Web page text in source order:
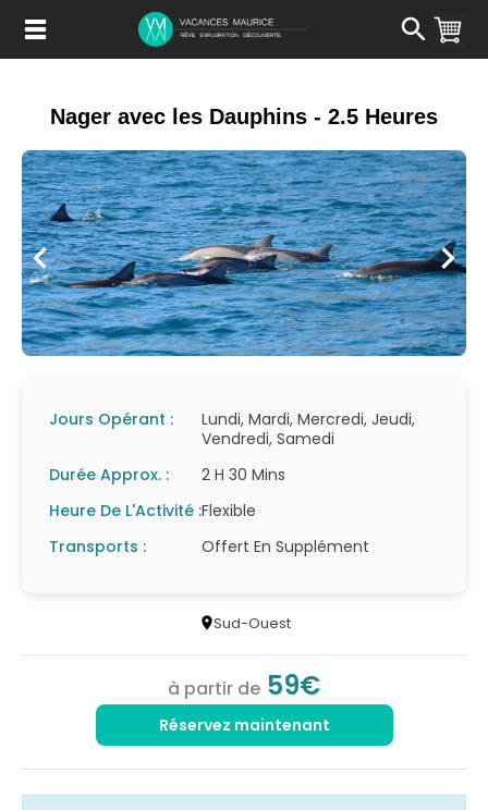
Contenu
Nager avec les Dauphins - 2.5 Heures
Jours Opérant :
Lundi, Mardi, Mercredi, Jeudi,
Vendredi, Samedi
Durée Approx. :
2 H 30 Mins
Heure De L'Activité :Flexible
Transports :
Offert En Supplément
Sud-Ouest
à partir de 59€
Réservez maintenant